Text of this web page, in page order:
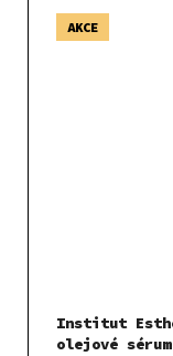
AKCE
Institut
olejové